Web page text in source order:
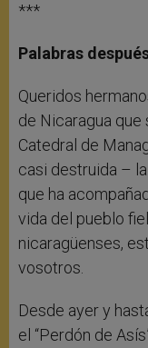
***
Palabras
Queridos
de Nicaragua que
Catedral de
casi destruida –
que ha
vida del pueblo
nicaragüenses,
vosotros.
Desde ayer y
el “Perdón de